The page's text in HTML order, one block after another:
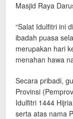
Masjid Raya
“Salat Idulfitri ini
ibadah puasa
merupakan hari
menahan hawa
Secara pribadi,
Provinsi
Idulfitri 1444
serta atas nama